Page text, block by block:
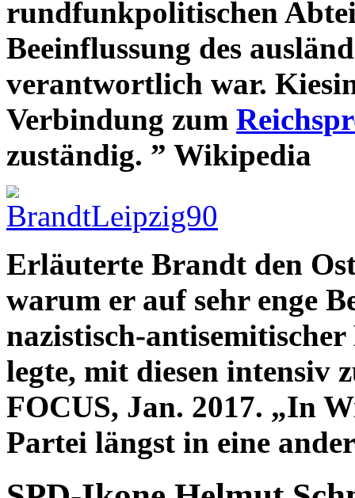
rundfunkpolitischen
Beeinflussung des
verantwortlich war.
Verbindung zum
zuständig. ” Wikipedia
Erläuterte Brandt den
warum er auf sehr enge
nazistisch-
legte, mit diesen intensiv
FOCUS, Jan. 2017. „In
Partei längst in eine